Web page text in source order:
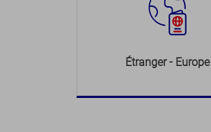
Étranger - Europe